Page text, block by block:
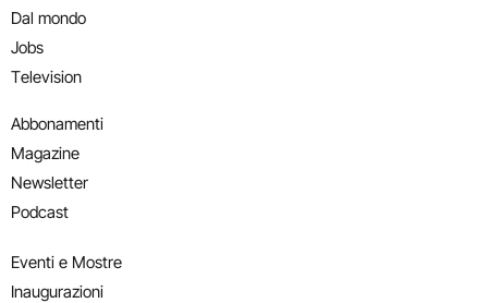
Dal mondo
Jobs
Television
Abbonamenti
Magazine
Newsletter
Podcast
Eventi e Mostre
Inaugurazioni